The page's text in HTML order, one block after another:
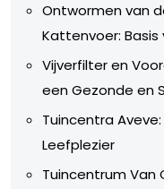
Ontwormen van
Kattenvoer: Basis
Vijverfilter en
een Gezonde en
Tuincentra
Leefplezier
Tuincentrum Van